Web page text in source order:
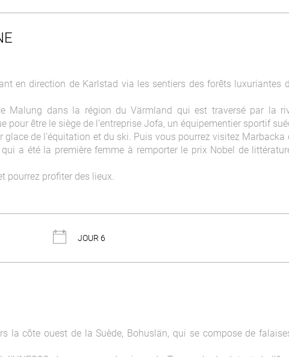
en direction de Karlstad via les sentiers des forêts luxuriantes
Malung dans la région du Värmland qui est traversé par la
pour être le siège de l’entreprise Jofa, un équipementier sportif
de l’équitation et du ski. Puis vous pourrez visitez Marbacka
a été la première femme à remporter le prix Nobel de
pourrez profiter des lieux.
JOUR 6
la côte ouest de la Suède, Bohuslän, qui se compose de